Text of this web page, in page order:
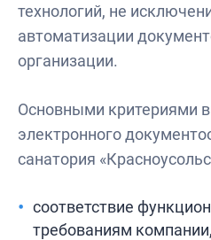
технологий, не
автоматизации
организации.
Основными критериями
электронного
санатория
соответствие
требованиям компании,